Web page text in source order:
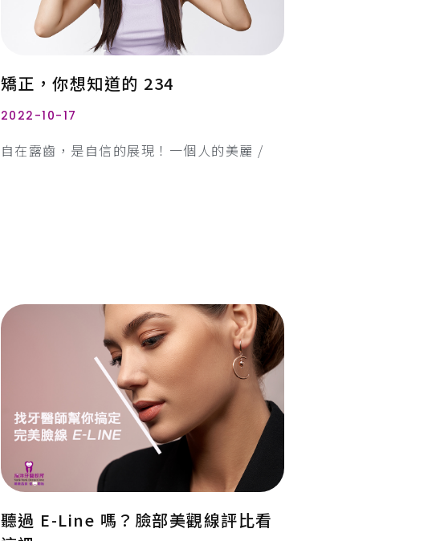
矯正，你想知道的 234
2022-10-17
自在露齒，是自信的展現！一個人的美麗 /
聽過 E-Line 嗎？臉部美觀線評比看